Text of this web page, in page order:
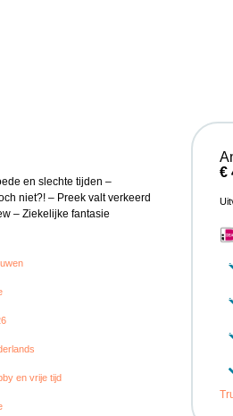
en slechte tijden –
niet?! – Preek valt verkeerd
– Ziekelijke fantasie
en vrije tijd
€